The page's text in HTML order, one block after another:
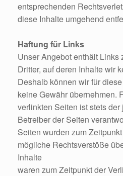
entsprechenden
diese Inhalte umgehend
Haftung für Links
Unser Angebot enthält Links
Dritter, auf deren Inhalte wir
Deshalb können wir für
keine Gewähr übernehmen.
verlinkten Seiten ist stets
Betreiber der Seiten
Seiten wurden zum
mögliche Rechtsverstöße
Inhalte
waren zum Zeitpunkt der